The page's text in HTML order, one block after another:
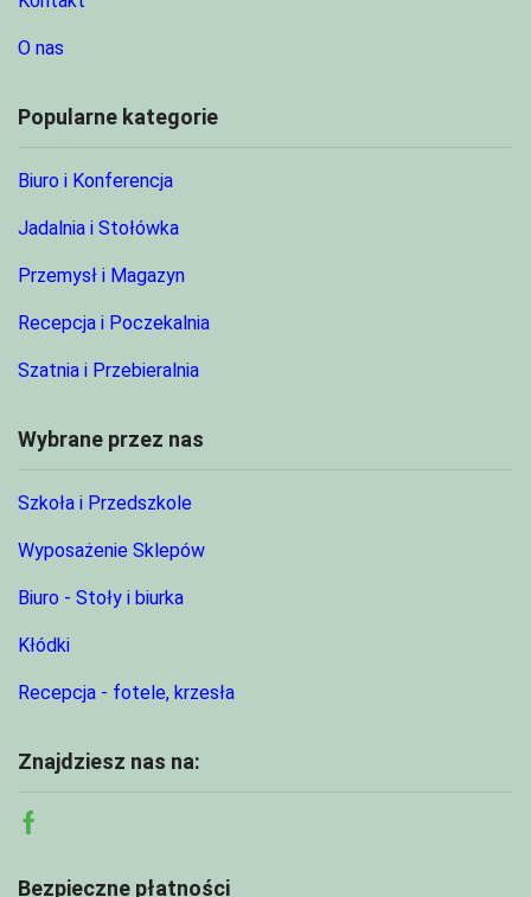
O nas
Popularne kategorie
Biuro i Konferencja
Jadalnia i Stołówka
Przemysł i Magazyn
Recepcja i Poczekalnia
Szatnia i Przebieralnia
Wybrane przez nas
Szkoła i Przedszkole
Wyposażenie Sklepów
Biuro - Stoły i biurka
Kłódki
Recepcja - fotele, krzesła
Znajdziesz nas na:
Facebook
Bezpieczne płatności